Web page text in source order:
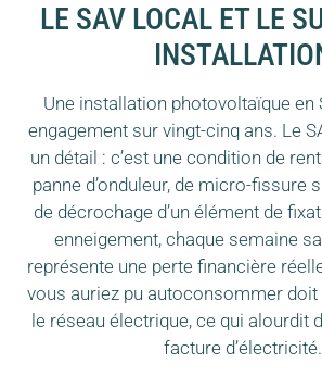
LE SAV LOCAL ET LE
Une installation photovoltaïque en
engagement sur vingt-cinq ans. Le
un détail : c’est une condition de
panne d’onduleur, de micro-fissure
de décrochage d’un élément de
enneigement, chaque semaine
représente une perte financière
vous auriez pu autoconsommer
le réseau électrique, ce qui alourdit
facture d’électricité.